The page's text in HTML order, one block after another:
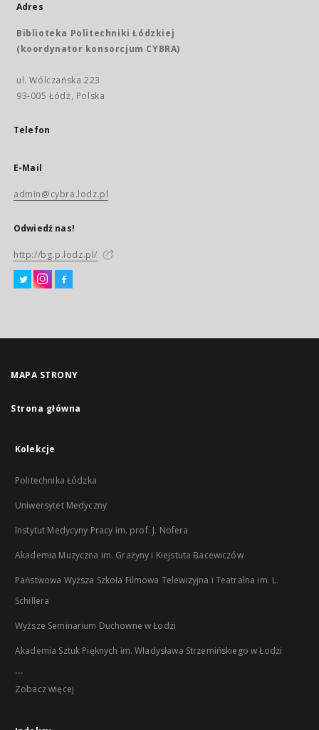
Adres
Biblioteka Politechniki Łódzkiej
(koordynator konsorcjum CYBRA)
ul. Wólczańska 223
93-005 Łódź, Polska
Telefon
E-Mail
admin@cybra.lodz.pl
Odwiedź nas!
http://bg.p.lodz.pl/
MAPA STRONY
Strona główna
Kolekcje
Politechnika Łódzka
Uniwersytet Medyczny
Instytut Medycyny Pracy im. prof. J. Nofera
Akademia Muzyczna im. Grażyny i Kiejstuta Bacewiczów
Państwowa Wyższa Szkoła Filmowa Telewizyjna i Teatralna im. L.
Schillera
Wyższe Seminarium Duchowne w Łodzi
Akademia Sztuk Pięknych im. Władysława Strzemińskiego w Łodzi
...
Zobacz więcej